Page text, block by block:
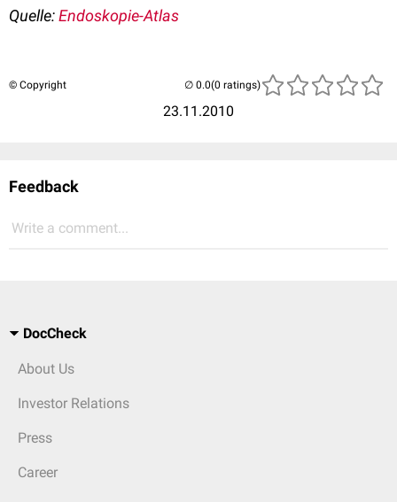
Quelle:Endoskopie-Atlas
© Copyright
23.11.2010
(0 ratings)
Feedback
Write a comment...
DocCheck
About Us
Investor Relations
Press
Career